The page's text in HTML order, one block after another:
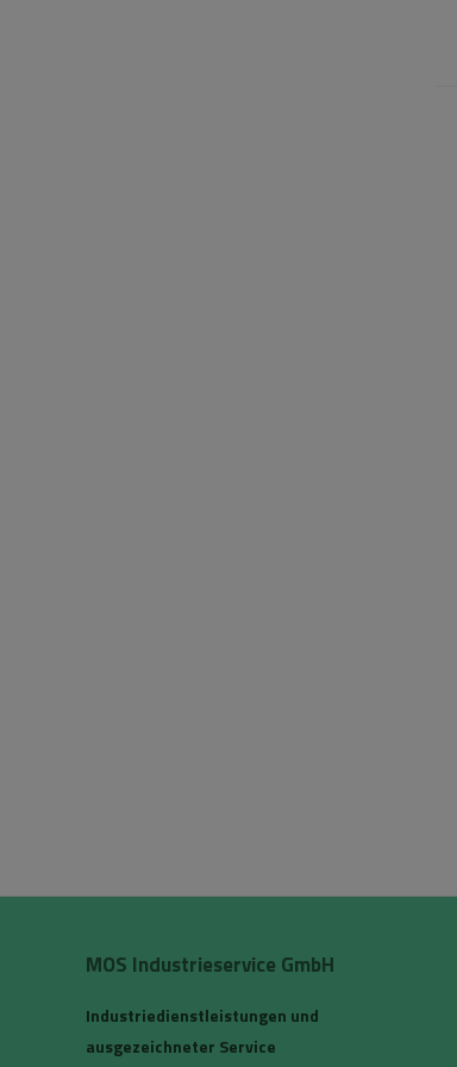
MOS Industrieservice GmbH
Industriedienstleistungen und
ausgezeichneter Service